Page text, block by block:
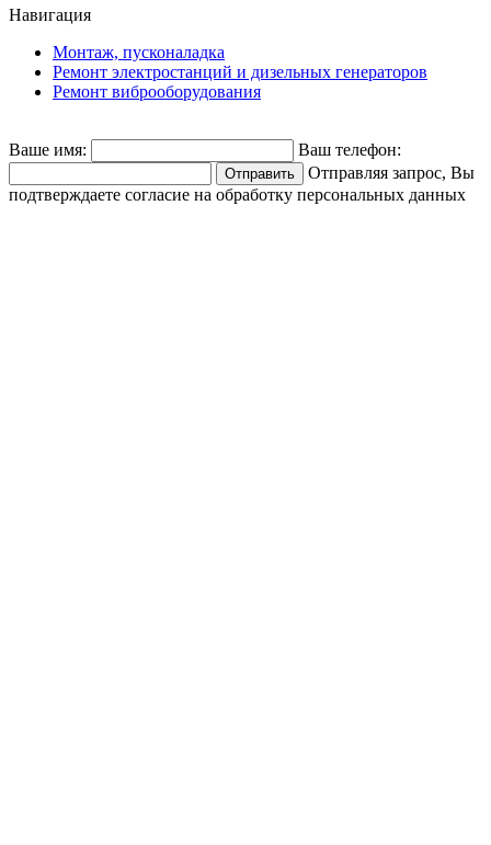
Навигация
Монтаж, пусконаладка
Ремонт электростанций и дизельных генераторов
Ремонт виброоборудования
Ваше имя:
Ваш телефон:
Отправляя запрос, Вы
подтверждаете согласие на обработку персональных данных